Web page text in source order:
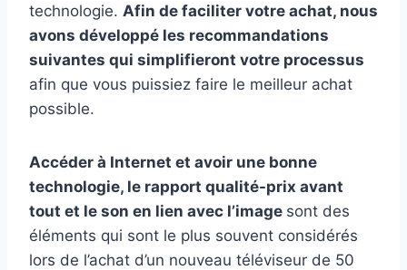
technologie. Afin de faciliter votre achat, nous
avons développé les recommandations
suivantes qui simplifieront votre processus
afin que vous puissiez faire le meilleur achat
possible.
Accéder à Internet et avoir une bonne
technologie, le rapport qualité-prix avant
tout et le son en lien avec l’image sont des
éléments qui sont le plus souvent considérés
lors de l’achat d’un nouveau téléviseur de 50